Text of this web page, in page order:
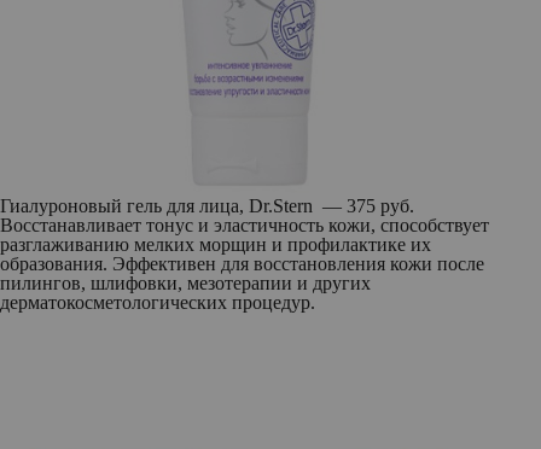
Гиалуроновый гель для лица, Dr.Stern — 375 руб.
Восстанавливает тонус и эластичность кожи, способствует
разглаживанию мелких морщин и профилактике их
образования. Эффективен для восстановления кожи после
пилингов, шлифовки, мезотерапии и других
дерматокосметологических процедур.